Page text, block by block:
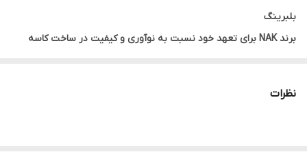
بلبرینگ
برند NAK برای تعهد خود نسبت به نوآوری و کیفیت در ساخت کاسه
در عملکرد، دوام و اثربخشی در محافظت از اجزای ماشین‌آلات در برابر
نظرات